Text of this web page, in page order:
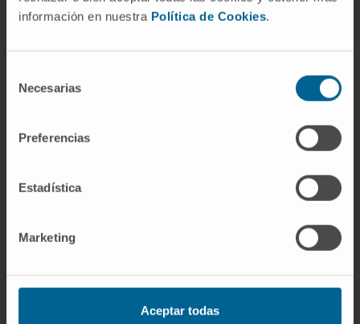
información en nuestra Política de Cookies.
Necesarias
Preferencias
Estadística
Marketing
Aceptar todas
cataliza. El matiz importa porque, fuera del
puede referirse a cualquier reacción química
convierte en uno aromático, sin intervención
¿Puede detenerse la aromatización
Existen compuestos capaces de bloquear la
conversión de andrógenos en estrógenos. La
factores fisiológicos que modulan
negativamente la expresión de CYP19A1.